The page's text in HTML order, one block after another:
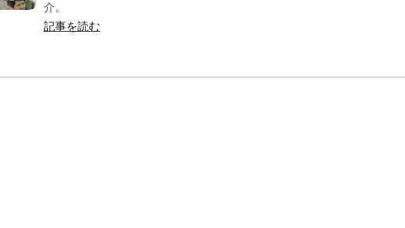
介。
記事を読む